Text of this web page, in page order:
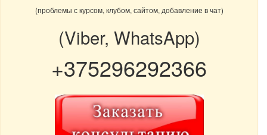
(проблемы с курсом, клубом, сайтом, добавление в чат)
(Viber, WhatsApp)
+375296292366